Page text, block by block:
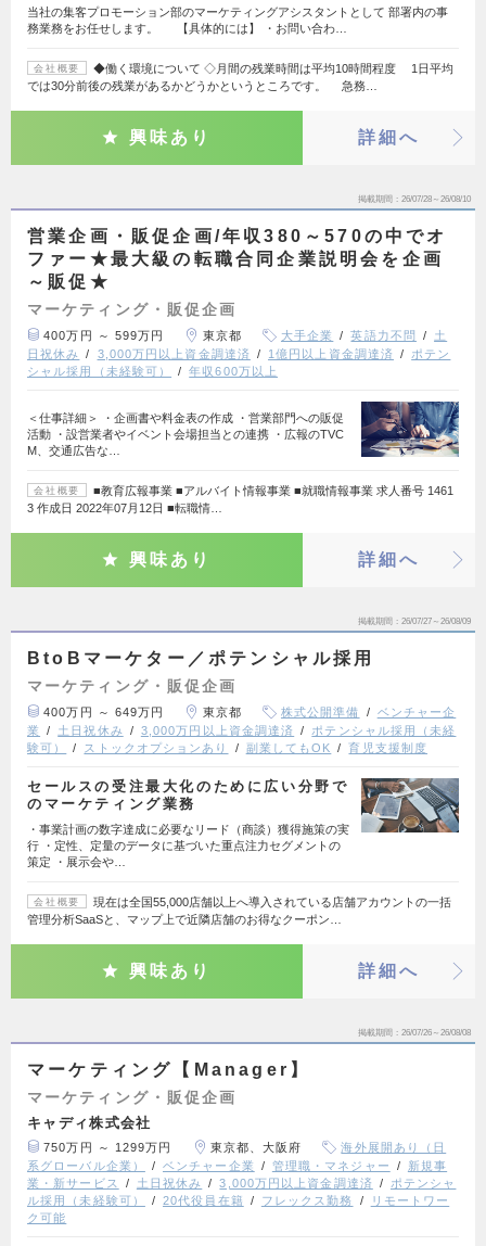
当社の集客プロモーション部のマーケティングアシスタントとして 部署内の事
務業務をお任せします。 【具体的には】 ・お問い合わ…
会社概要
◆働く環境について ◇月間の残業時間は平均10時間程度 1日平均
では30分前後の残業があるかどうかというところです。 急務…
興味あり 詳細へ
掲載期間 26/07/28～26/08/10
営業企画・販促企画/年収380～570の中でオ
ファー★最大級の転職合同企業説明会を企画
～販促★
マーケティング・販促企画
400万円 ～ 599万円 東京都 大手企業 英語力不問
土
日祝休み
3,000万円以上資金調達済 1億円以上資金調達済
ポテン
シャル採用（未経験可）
年収600万以上
＜仕事詳細＞ ・企画書や料金表の作成 ・営業部門への販促
活動 ・設営業者やイベント会場担当との連携 ・広報のTVC
M、交通広告な…
会社概要
■教育広報事業 ■アルバイト情報事業 ■就職情報事業 求人番号 1461
3 作成日 2022年07月12日 ■転職情…
興味あり 詳細へ
掲載期間 26/07/27～26/08/09
BtoBマーケター／ポテンシャル採用
マーケティング・販促企画
400万円 ～ 649万円 東京都 株式公開準備
ベンチャー企
業
土日祝休み 3,000万円以上資金調達済
ポテンシャル採用（未経
験可）
ストックオプションあり 副業してもOK 育児支援制度
セールスの受注最大化のために広い分野で
のマーケティング業務
・事業計画の数字達成に必要なリード（商談）獲得施策の実
行 ・定性、定量のデータに基づいた重点注力セグメントの
策定 ・展示会や…
会社概要
現在は全国55,000店舗以上へ導入されている店舗アカウントの一括
管理分析SaaSと、マップ上で近隣店舗のお得なクーポン…
興味あり 詳細へ
掲載期間 26/07/26～26/08/08
マーケティング【Manager】
マーケティング・販促企画
キャディ株式会社
750万円 ～ 1299万円 東京都、大阪府
海外展開あり（日
系グローバル企業）
ベンチャー企業 管理職・マネジャー
新規事
業・新サービス
土日祝休み 3,000万円以上資金調達済
ポテンシャ
ル採用（未経験可）
20代役員在籍 フレックス勤務
リモートワー
ク可能